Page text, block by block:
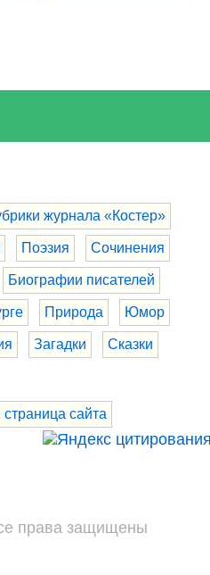
журнала «Костер»
Поэзия Сочинения
Биографии писателей
Природа Юмор
Загадки Сказки
сайта
права защищены